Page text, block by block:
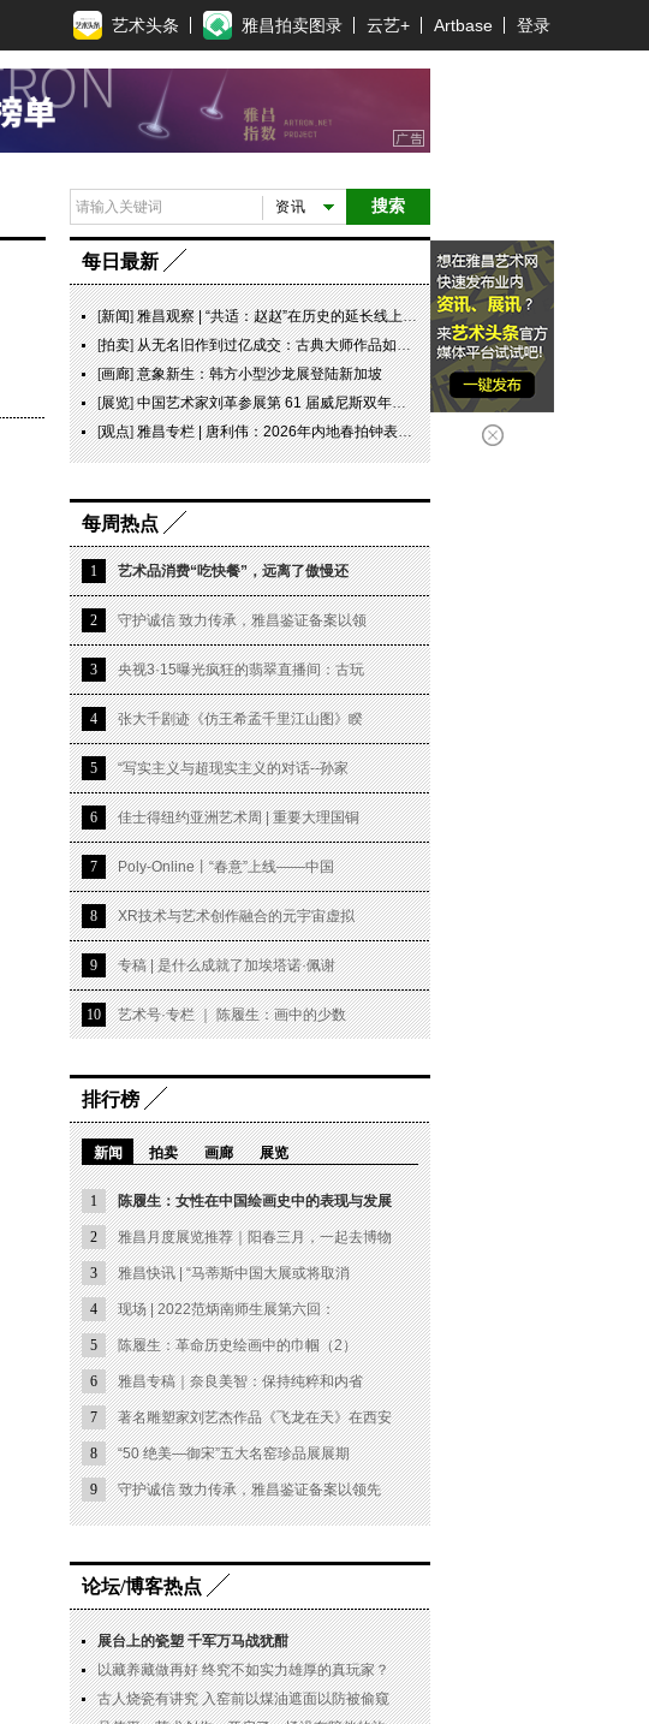
艺术头条 雅昌拍卖图录 云艺+ Artbase 登录
搜索
资讯
每日最新
[新闻]雅昌观察 | “共适：赵赵”在历史的延长线上，探寻可能
[拍卖]从无名旧作到过亿成交：古典大师作品如何完成价值重估
[画廊]意象新生：韩方小型沙龙展登陆新加坡
[展览]中国艺术家刘革参展第 61 届威尼斯双年展坦桑尼亚国家馆特别项目“日记 #07 此即象征！”
[观点]雅昌专栏 | 唐利伟：2026年内地春拍钟表市场观察 赛道重构、圈层分化与收藏逻辑迭代
每周热点
1 艺术品消费“吃快餐”，远离了傲慢还
2 守护诚信 致力传承，雅昌鉴证备案以领
3 央视3·15曝光疯狂的翡翠直播间：古玩
4 张大千剧迹《仿王希孟千里江山图》睽
5 “写实主义与超现实主义的对话--孙家
6 佳士得纽约亚洲艺术周 | 重要大理国铜
7 Poly-Online丨“春意”上线——中国
8 XR技术与艺术创作融合的元宇宙虚拟
9 专稿 | 是什么成就了加埃塔诺·佩谢
10 艺术号·专栏 ｜ 陈履生：画中的少数
排行榜
新闻 拍卖 画廊 展览
1 陈履生：女性在中国绘画史中的表现与发展
2 雅昌月度展览推荐｜阳春三月，一起去博物
3 雅昌快讯 | “马蒂斯中国大展或将取消
4 现场 | 2022范炳南师生展第六回：
5 陈履生：革命历史绘画中的巾帼（2）
6 雅昌专稿｜奈良美智：保持纯粹和内省
7 著名雕塑家刘艺杰作品《飞龙在天》在西安
8 “50 绝美—御宋”五大名窑珍品展展期
9 守护诚信 致力传承，雅昌鉴证备案以领先
论坛/博客热点
展台上的瓷塑 千军万马战犹酣
以藏养藏做再好 终究不如实力雄厚的真玩家？
古人烧瓷有讲究 入窑前以煤油遮面以防被偷窥